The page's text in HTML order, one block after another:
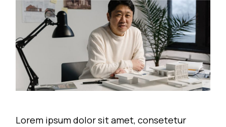
Lorem ipsum dolor sit amet, consetetur